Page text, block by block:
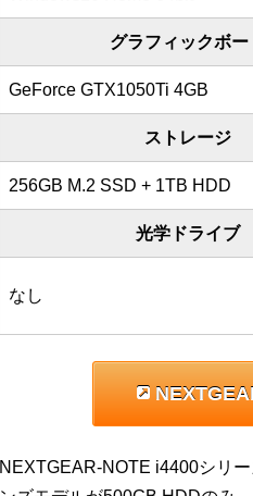
グラフィックボー
GeForce GTX1050Ti 4GB
ストレージ
256GB M.2 SSD + 1TB HDD
光学ドライブ
なし
NEXTGEAR-NOTE i4400シリ